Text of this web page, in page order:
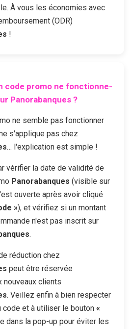
À vous les économies avec
(ODR)
!
code promo ne fonctionne-
Panorabanques?
ne semble pas fonctionner
s'applique pas chez
… l'explication est simple !
vérifier la date de validité de
Panorabanques (visible sur
ouverte après avoir cliqué
»), et vérifiez si un montant
n'est pas inscrit sur
.
réduction chez
peut être réservée
nouveaux clients
. Veillez enfin à bien respecter
code et à utiliser le bouton «
dans la pop-up pour éviter les